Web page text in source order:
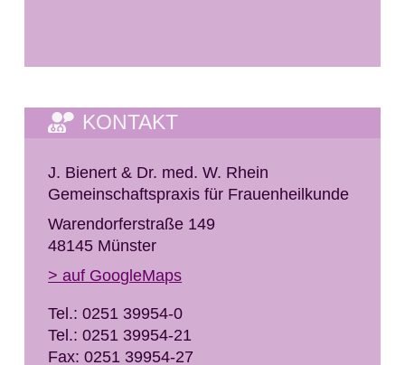
KONTAKT
J. Bienert & Dr. med. W. Rhein
Gemeinschaftspraxis für Frauenheilkunde
Warendorferstraße 149
48145 Münster
> auf GoogleMaps
Tel.: 0251 39954-0
Tel.: 0251 39954-21
Fax: 0251 39954-27